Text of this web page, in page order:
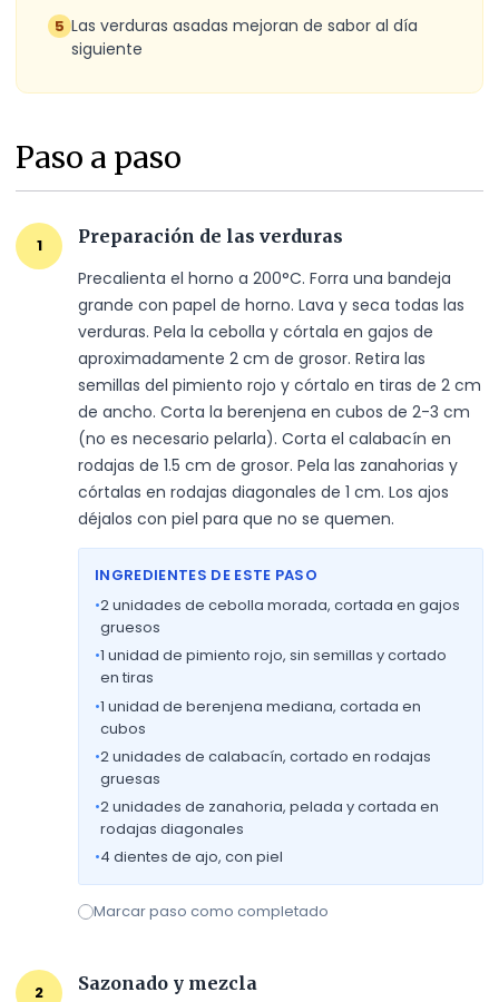
5 Las verduras asadas mejoran de sabor al día
siguiente
Paso a paso
1
Preparación de las verduras
Precalienta el horno a 200°C. Forra una bandeja
grande con papel de horno. Lava y seca todas las
verduras. Pela la cebolla y córtala en gajos de
aproximadamente 2 cm de grosor. Retira las
semillas del pimiento rojo y córtalo en tiras de 2 cm
de ancho. Corta la berenjena en cubos de 2-3 cm
(no es necesario pelarla). Corta el calabacín en
rodajas de 1.5 cm de grosor. Pela las zanahorias y
córtalas en rodajas diagonales de 1 cm. Los ajos
déjalos con piel para que no se quemen.
INGREDIENTES DE ESTE PASO
•2unidades de cebolla morada, cortada en gajos
gruesos
•1 unidad de pimiento rojo, sin semillas y cortado
en tiras
•1 unidad de berenjena mediana, cortada en
cubos
•2unidades de calabacín, cortado en rodajas
gruesas
•2unidades de zanahoria, pelada y cortada en
rodajas diagonales
•4 dientes de ajo, con piel
Marcar paso como completado
2 Sazonado y mezcla